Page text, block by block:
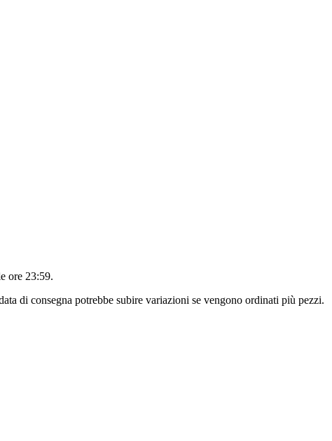
ore 23:59.
di consegna potrebbe subire variazioni se vengono ordinati più pezzi.